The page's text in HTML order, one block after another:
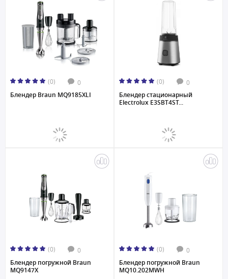
(0) 0
Блендер Braun MQ9185XLI
(0) 0
Блендер стационарный
Electrolux E3SBT4ST...
(0) 0
Блендер погружной Braun
MQ9147X
(0) 0
Блендер погружной Braun
MQ10.202MWH